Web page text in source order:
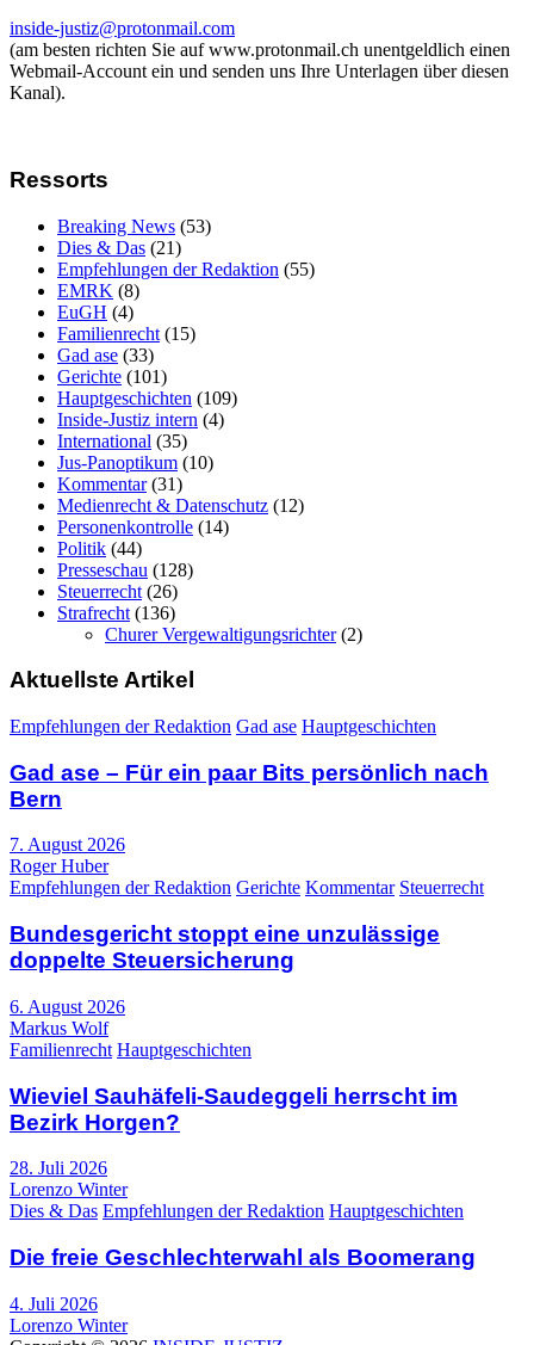
inside-justiz@protonmail.com
(am besten richten Sie auf www.protonmail.ch unentgeldlich einen
Webmail-Account ein und senden uns Ihre Unterlagen über diesen
Kanal).
Ressorts
Breaking News (53)
Dies & Das (21)
Empfehlungen der Redaktion (55)
EMRK (8)
EuGH (4)
Familienrecht (15)
Gad ase (33)
Gerichte (101)
Hauptgeschichten (109)
Inside-Justiz intern (4)
International (35)
Jus-Panoptikum (10)
Kommentar(31)
Medienrecht & Datenschutz (12)
Personenkontrolle (14)
Politik (44)
Presseschau (128)
Steuerrecht (26)
Strafrecht (136)
Churer Vergewaltigungsrichter(2)
Aktuellste Artikel
Empfehlungen der Redaktion Gad ase Hauptgeschichten
Gad ase – Für ein paar Bits persönlich nach
Bern
7. August 2026
Roger Huber
Empfehlungen der Redaktion Gerichte Kommentar Steuerrecht
Bundesgericht stoppt eine unzulässige
doppelte Steuersicherung
6. August 2026
Markus Wolf
Familienrecht Hauptgeschichten
Wieviel Sauhäfeli-Saudeggeli herrscht im
Bezirk Horgen?
28. Juli 2026
Lorenzo Winter
Dies & Das Empfehlungen der Redaktion Hauptgeschichten
Die freie Geschlechterwahl als Boomerang
4. Juli 2026
Lorenzo Winter